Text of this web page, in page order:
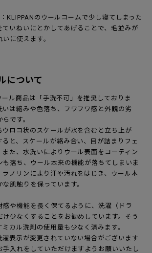
KLIPPANのウールコームで少し寝てしまった
ていねいにとかしてあげることで、毛並みが
に使えます。
について
ール商品は「手洗不可」を推奨しておりま
いは縮みや色落ち、フワフワ感と外観の劣
です。
ウロコ状のスケールが水を含むと立ち上が
ると、スケールが絡み合い、目が詰まりフェ
また、水洗いによりウール表面をコーティン
も落ち、ウール本来の機能が落ちてしまいま
ラノリンにより汗や汚れをはじき、ウール本
肌触りを保っています。
や機能を長く保てるように、洗濯（ドラ
け少なくすることをお勧めしています。そう
カル洗剤の使用量も少なく済みます。
表示が変更されていない場合がございます
手入れをしていただけますようお願いいたし